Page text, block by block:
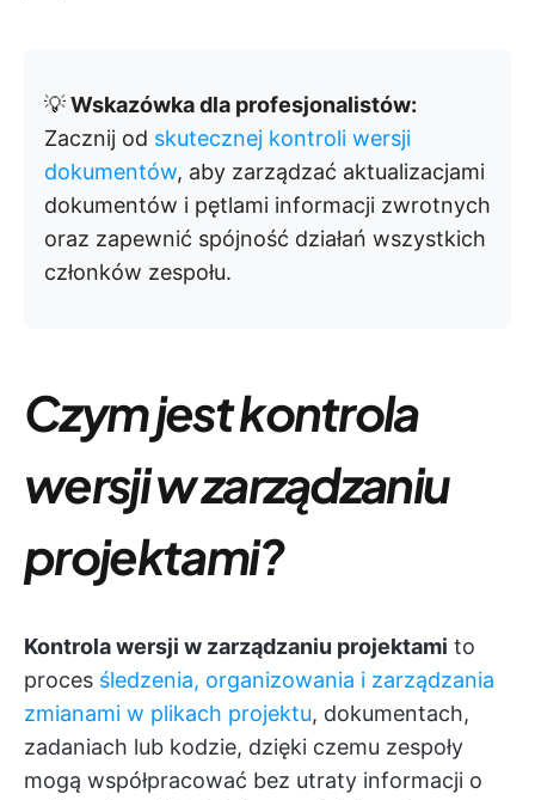
💡Wskazówka dla profesjonalistów:
Zacznij od skutecznej kontroli wersji
dokumentów, aby zarządzać aktualizacjami
dokumentów i pętlami informacji zwrotnych
oraz zapewnić spójność działań wszystkich
członków zespołu.
Czym jest kontrola
wersji w zarządzaniu
projektami?
Kontrola wersji w zarządzaniu projektami to
proces śledzenia, organizowania i zarządzania
zmianami w plikach projektu, dokumentach,
zadaniach lub kodzie, dzięki czemu zespoły
mogą współpracować bez utraty informacji o